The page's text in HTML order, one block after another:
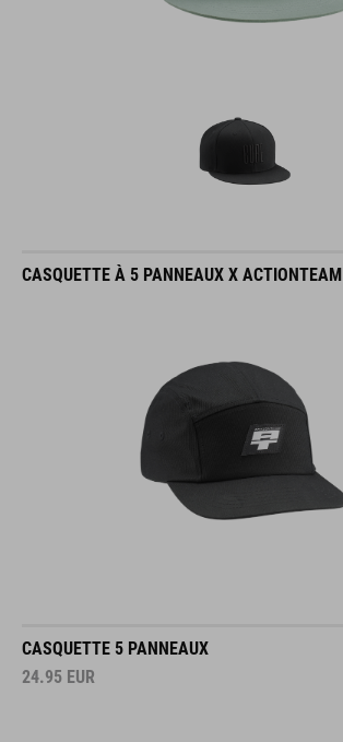
CASQUETTE À 5 PANNEAUX X ACTIONTEAM
CASQUETTE 5 PANNEAUX
24.95 EUR